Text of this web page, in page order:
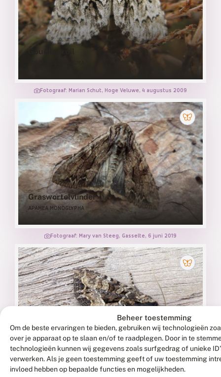
Beheer toestemming
Om de beste ervaringen te bieden, gebruiken wij technologieën
over je apparaat op te slaan en/of te raadplegen. Door in te
technologieën kunnen wij gegevens zoals surfgedrag of unieke
verwerken. Als je geen toestemming geeft of uw toestemming
invloed hebben op bepaalde functies en mogelijkheden.
Goudhaaruil
Fotograaf: Marian Schut, Hoge Veluwe, 4 augustus 2009
Graswortelvlinder
APAMEA MONOGLYPHA
Fotograaf: Mary van Steeg, Gasselte, 6 juni 2019
Grauwe grasuil
APAMEA REMISSA